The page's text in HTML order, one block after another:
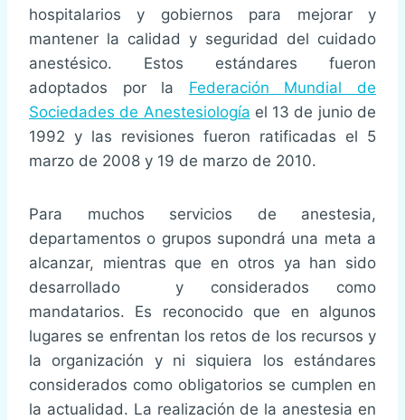
hospitalarios y gobiernos para mejorar y
mantener la calidad y seguridad del cuidado
anestésico. Estos estándares fueron
adoptados por la Federación Mundial de
Sociedades de Anestesiología el 13 de junio de
1992 y las revisiones fueron ratificadas el 5
marzo de 2008 y 19 de marzo de 2010.
Para muchos servicios de anestesia,
departamentos o grupos supondrá una meta a
alcanzar, mientras que en otros ya han sido
desarrollado y considerados como
mandatarios. Es reconocido que en algunos
lugares se enfrentan los retos de los recursos y
la organización y ni siquiera los estándares
considerados como obligatorios se cumplen en
la actualidad. La realización de la anestesia en